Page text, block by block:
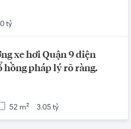
10 tỷ
xe hơi Quận 9 diện
hồng pháp lý rõ ràng.
52 m² 3.05 tỷ